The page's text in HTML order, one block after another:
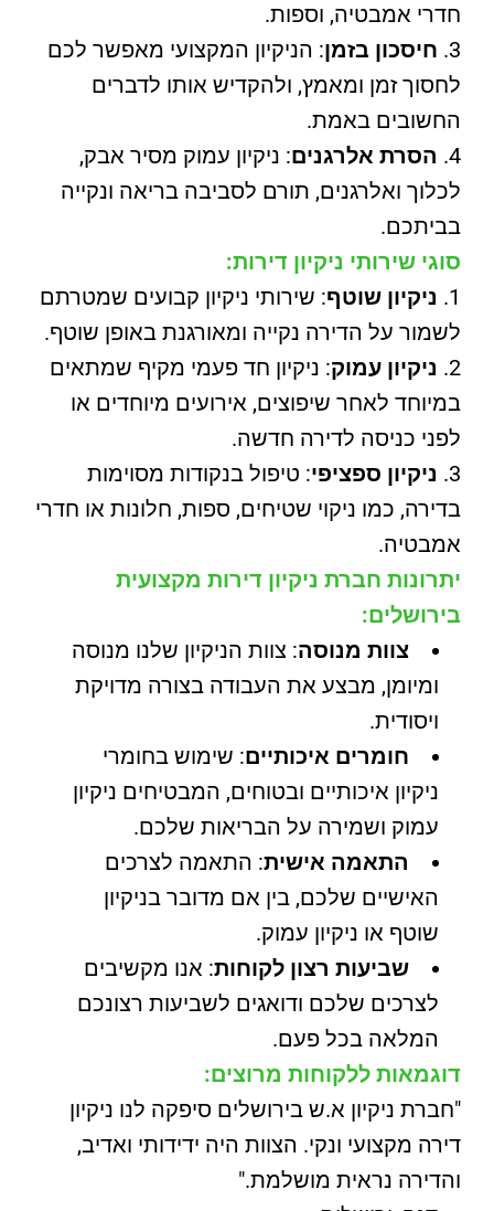
חדרי אמבטיה, וספות.
חיסכון בזמן: הניקיון המקצועי מאפשר לכם
לחסוך זמן ומאמץ, ולהקדיש אותו לדברים
החשובים באמת.
הסרת אלרגנים: ניקיון עמוק מסיר אבק,
לכלוך ואלרגנים, תורם לסביבה בריאה ונקייה
בביתכם.
סוגי שירותי ניקיון דירות:
ניקיון שוטף: שירותי ניקיון קבועים שמטרתם
לשמור על הדירה נקייה ומאורגנת באופן שוטף.
ניקיון עמוק: ניקיון חד פעמי מקיף שמתאים
במיוחד לאחר שיפוצים, אירועים מיוחדים או
לפני כניסה לדירה חדשה.
ניקיון ספציפי: טיפול בנקודות מסוימות
בדירה, כמו ניקוי שטיחים, ספות, חלונות או חדרי
אמבטיה.
יתרונות חברת ניקיון דירות מקצועית
בירושלים:
צוות מנוסה: צוות הניקיון שלנו מנוסה
ומיומן, מבצע את העבודה בצורה מדויקת
ויסודית.
חומרים איכותיים: שימוש בחומרי
ניקיון איכותיים ובטוחים, המבטיחים ניקיון
עמוק ושמירה על הבריאות שלכם.
התאמה אישית: התאמה לצרכים
האישיים שלכם, בין אם מדובר בניקיון
שוטף או ניקיון עמוק.
שביעות רצון לקוחות: אנו מקשיבים
לצרכים שלכם ודואגים לשביעות רצונכם
המלאה בכל פעם.
דוגמאות ללקוחות מרוצים:
"חברת ניקיון א.ש בירושלים סיפקה לנו ניקיון
דירה מקצועי ונקי. הצוות היה ידידותי ואדיב,
והדירה נראית מושלמת."